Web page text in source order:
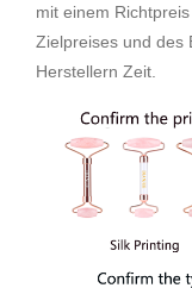
mit einem
Zielpreises und des
Herstellern Zeit.